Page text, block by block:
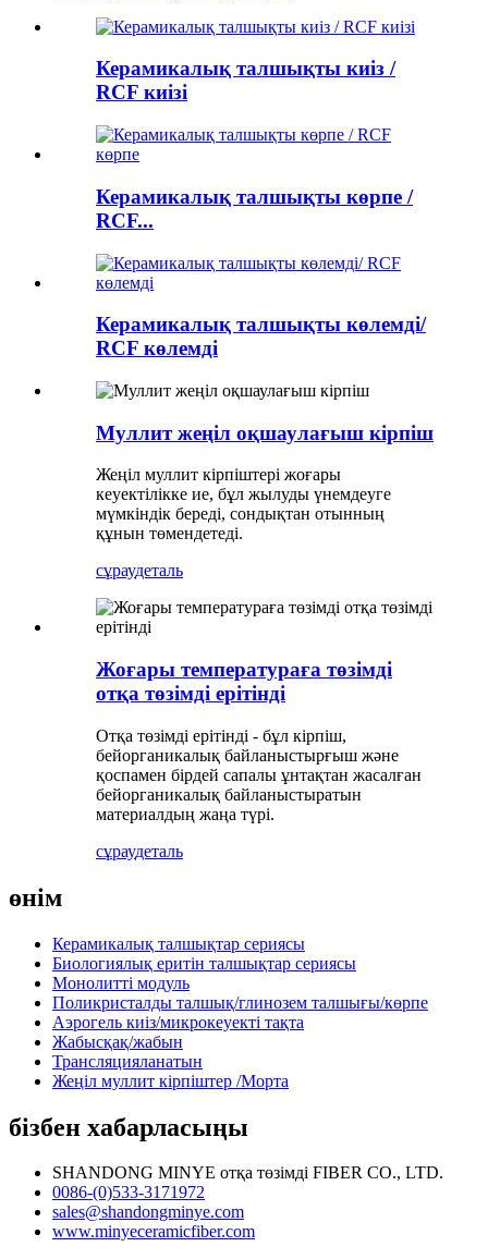
Керамикалық талшықты киіз /
RCF киізі
Керамикалық талшықты көрпе /
RCF...
Керамикалық талшықты көлемді/
RCF көлемді
Муллит жеңіл оқшаулағыш кірпіш
Жеңіл муллит кірпіштері жоғары
кеуектілікке ие, бұл жылуды үнемдеуге
мүмкіндік береді, сондықтан отынның
құнын төмендетеді.
сұраудеталь
Жоғары температураға төзімді
отқа төзімді ерітінді
Отқа төзімді ерітінді - бұл кірпіш,
бейорганикалық байланыстырғыш және
қоспамен бірдей сапалы ұнтақтан жасалған
бейорганикалық байланыстыратын
материалдың жаңа түрі.
сұраудеталь
өнім
Керамикалық талшықтар сериясы
Биологиялық еритін талшықтар сериясы
Монолитті модуль
Поликристалды талшық/глинозем талшығы/көрпе
Аэрогель киіз/микрокеуекті тақта
Жабысқақ/жабын
Трансляцияланатын
Жеңіл муллит кірпіштер /Морта
бізбен хабарласыңы
SHANDONG MINYE отқа төзімді FIBER CO., LTD.
0086-(0)533-3171972
sales@shandongminye.com
www.minyeceramicfiber.com